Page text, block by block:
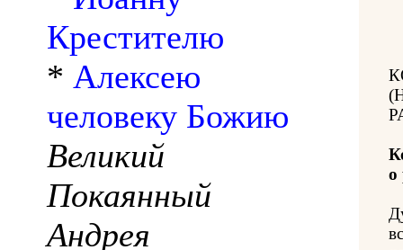
Крестителю
* Алексею
человеку Божию
Великий
Покаянный
Андрея
о